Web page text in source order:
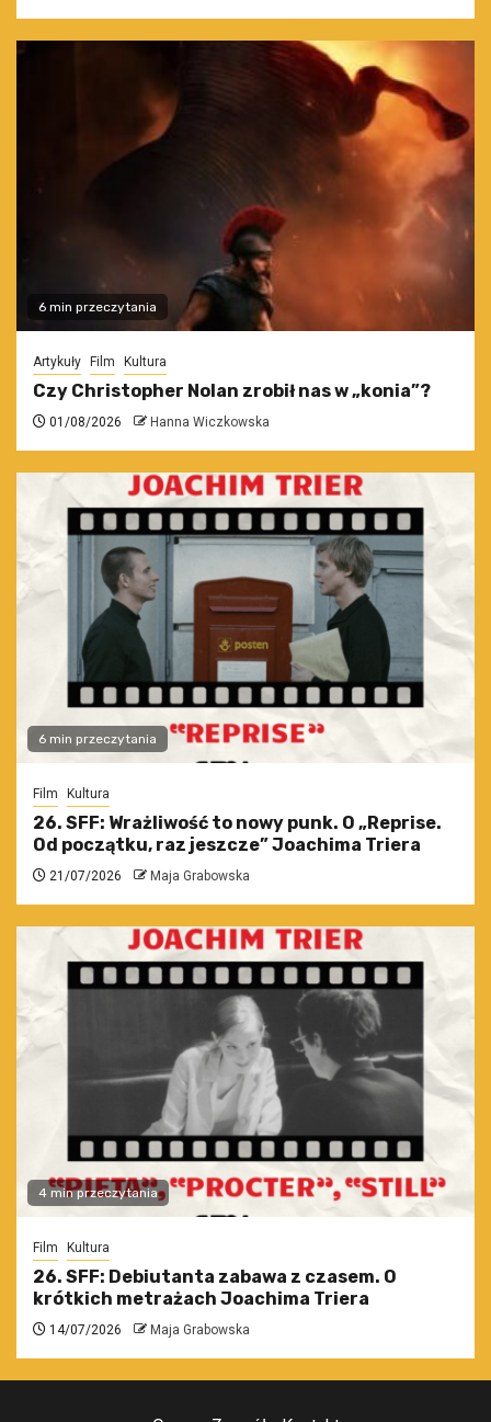
6 min przeczytania
Artykuły Film Kultura
Czy Christopher Nolan zrobił nas w „konia”?
01/08/2026 Hanna Wiczkowska
6 min przeczytania
Film Kultura
26. SFF: Wrażliwość to nowy punk. O „Reprise.
Od początku, raz jeszcze” Joachima Triera
21/07/2026 Maja Grabowska
4 min przeczytania
Film Kultura
26. SFF: Debiutanta zabawa z czasem. O
krótkich metrażach Joachima Triera
14/07/2026 Maja Grabowska